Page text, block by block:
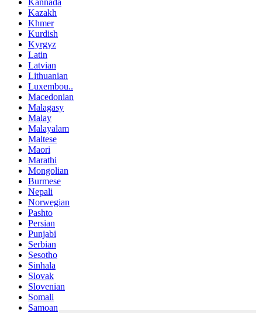
Kazakh
Khmer
Kurdish
Kyrgyz
Latin
Latvian
Lithuanian
Luxembou..
Macedonian
Malagasy
Malay
Malayalam
Maltese
Maori
Marathi
Mongolian
Burmese
Nepali
Norwegian
Pashto
Persian
Punjabi
Serbian
Sesotho
Sinhala
Slovak
Slovenian
Somali
Samoan